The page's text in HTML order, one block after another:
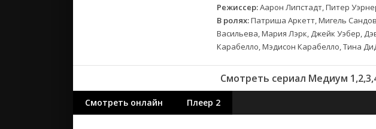
Франция
Режиссер:Аарон Липстадт, Питер
В ролях:Патриша Аркетт, Мигель
Васильева, Мария Лэрк, Джейк Уэбер,
Карабелло, Мэдисон Карабелло, Тина
Смотреть сериал Медиум
Смотреть онлайн Плеер 2